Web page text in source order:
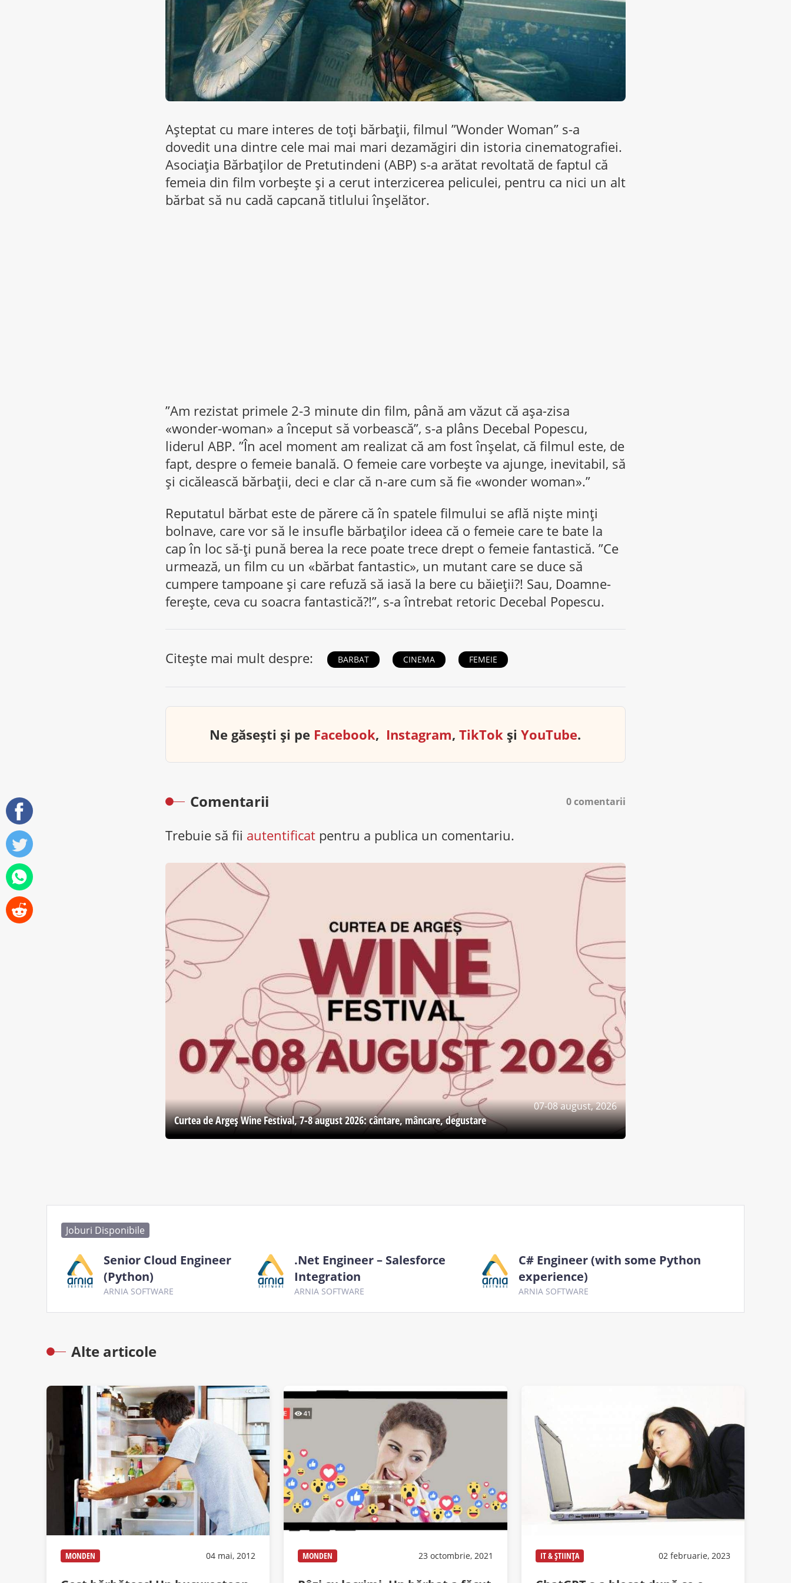
Așteptat cu mare interes de toți bărbații, filmul ”Wonder Woman” s-a
dovedit una dintre cele mai mai mari dezamăgiri din istoria cinematografiei.
Asociația Bărbaților de Pretutindeni (ABP) s-a arătat revoltată de faptul că
femeia din film vorbește și a cerut interzicerea peliculei, pentru ca nici un alt
bărbat să nu cadă capcană titlului înșelător.
”Am rezistat primele 2-3 minute din film, până am văzut că așa-zisa
«wonder-woman» a început să vorbească”, s-a plâns Decebal Popescu,
liderul ABP. ”În acel moment am realizat că am fost înșelat, că filmul este, de
fapt, despre o femeie banală. O femeie care vorbește va ajunge, inevitabil, să
și cicălească bărbații, deci e clar că n-are cum să fie «wonder woman».”
Reputatul bărbat este de părere că în spatele filmului se află niște minți
bolnave, care vor să le insufle bărbaților ideea că o femeie care te bate la
cap în loc să-ți pună berea la rece poate trece drept o femeie fantastică. ”Ce
urmează, un film cu un «bărbat fantastic», un mutant care se duce să
cumpere tampoane și care refuză să iasă la bere cu băieții?! Sau, Doamne-
ferește, ceva cu soacra fantastică?!”, s-a întrebat retoric Decebal Popescu.
Citește mai mult despre: BARBAT CINEMA FEMEIE
Ne găsești și pe Facebook, Instagram,TikTok șiYouTube.
Comentarii 0 comentarii
Trebuie să fii autentificatpentru a publica un comentariu.
07-08 august, 2026
Curtea de Argeş Wine Festival, 7-8 august 2026: cântare, mâncare, degustare
Joburi Disponibile
Senior Cloud Engineer
(Python)
ARNIA SOFTWARE
.Net Engineer – Salesforce
Integration
ARNIA SOFTWARE
C# Engineer (with some Python
experience)
ARNIA SOFTWARE
Alte articole
MONDEN 04 mai, 2012 MONDEN 23 octombrie, 2021 IT & ȘTIINȚA 02 februarie, 2023